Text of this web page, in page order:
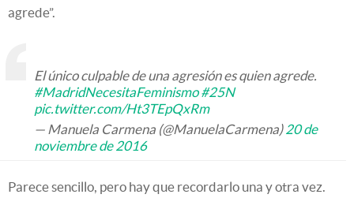
agrede”.
El único culpable de una agresión es quien agrede.
#MadridNecesitaFeminismo #25N
pic.twitter.com/Ht3TEpQxRm
— Manuela Carmena (@ManuelaCarmena) 20 de
noviembre de 2016
Parece sencillo, pero hay que recordarlo una y otra vez.